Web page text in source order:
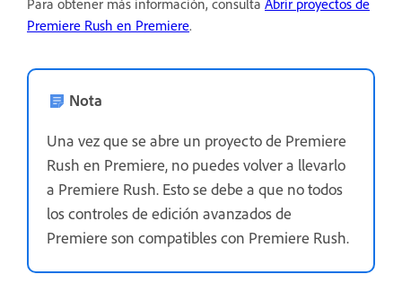
Premiere Rush en Premiere.
Nota
Una vez que se abre un proyecto de Premiere
Rush en Premiere, no puedes volver a llevarlo
a Premiere Rush. Esto se debe a que no todos
los controles de edición avanzados de
Premiere son compatibles con Premiere Rush.